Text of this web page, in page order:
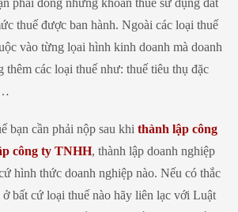
thuế được ban hành. Ngoài các loại thuế
vào từng lọai hình kinh doanh mà doanh
thêm các loại thuế như: thuế tiêu thụ đặc
bạn cần phải nộp sau khi thành lập công
công ty TNHH, thành lập doanh nghiệp
hình thức doanh nghiệp nào. Nếu có thắc
bất cứ loại thuế nào hãy liên lạc với Luật